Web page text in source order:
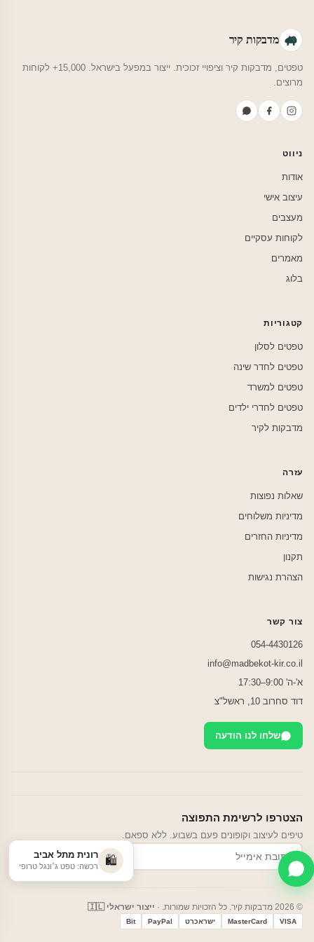
מדבקות קיר
טפטים, מדבקות קיר וציפויי זכוכית. ייצור במפעל בישראל. 15,000+ לקוחות
מרוצים.
ניווט
אודות
עיצוב אישי
מעצבים
לקוחות עסקיים
מאמרים
בלוג
קטגוריות
טפטים לסלון
טפטים לחדר שינה
טפטים למשרד
טפטים לחדרי ילדים
מדבקות לקיר
עזרה
שאלות נפוצות
מדיניות משלוחים
מדיניות החזרים
תקנון
הצהרת נגישות
צור קשר
054-4430126
info@madbekot-kir.co.il
א'-ה' 9:00–17:30
דוד סחרוב 10, ראשל"צ
שלחו לנו הודעה
הצטרפו לרשימת התפוצה
טיפים לעיצוב וקופונים פעם בשבוע. ללא ספאם.
הרשמה
© 2026 מדבקות קיר. כל הזכויות שמורות. · ייצור ישראלי 🇮🇱
VISA
MasterCard ישראכרט PayPal
Bit
🛍️ רונית מתל אביב
רכשה: טפט ג׳ונגל טרופי